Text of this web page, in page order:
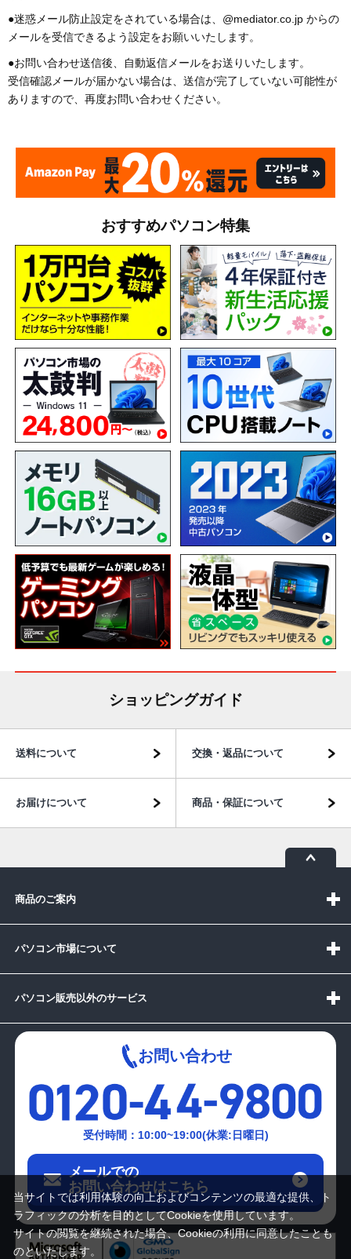
●迷惑メール防止設定をされている場合は、@mediator.co.jp からの
メールを受信できるよう設定をお願いいたします。
●お問い合わせ送信後、自動返信メールをお送りいたします。
受信確認メールが届かない場合は、送信が完了していない可能性が
ありますので、再度お問い合わせください。
おすすめパソコン特集
ショッピングガイド
送料について 交換・返品について
お届けについて 商品・保証について
商品のご案内
パソコン市場について
パソコン販売以外のサービス
お問い合わせ
受付時間：10:00~19:00(休業:日曜日)
メールでの
お問い合わせはこちら
当サイトでは利用体験の向上およびコンテンツの最適な提供、ト
ラフィックの分析を目的としてCookieを使用しています。
サイトの閲覧を継続された場合、Cookieの利用に同意したことも
のといたします。